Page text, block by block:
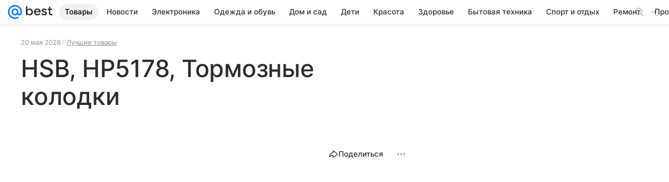
Товары Новости Электроника Одежда и обувь Дом и сад Дети Красота Здоровье Бытовая техника Спорт и отдых Ремонт
20 мая 2026 Лучшие товары
HSB, HP5178, Тормозные
колодки
Поделиться